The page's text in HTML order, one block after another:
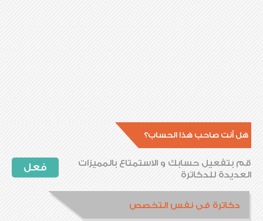
هل أنت صاحب هذا الحساب؟
فعل
قم بتفعيل حسابك و الاستمتاع بالمميزات
العديدة للدكاترة
دكاترة فى نفس التخصص